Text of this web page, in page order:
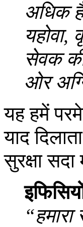
अधिक
सेवक
ओर
यह हमें
याद
सुरक्षा सदा